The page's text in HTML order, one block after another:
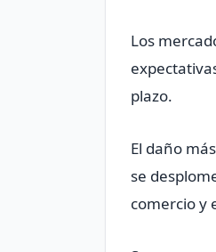
Los
plazo.
El daño
se
comercio y